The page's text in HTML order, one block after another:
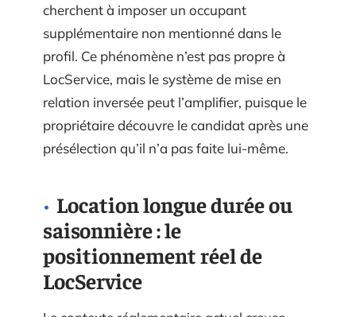
cherchent à imposer un occupant
supplémentaire non mentionné dans le
profil. Ce phénomène n’est pas propre à
LocService, mais le système de mise en
relation inversée peut l’amplifier, puisque le
propriétaire découvre le candidat après une
présélection qu’il n’a pas faite lui-même.
Location longue durée ou
saisonnière : le
positionnement réel de
LocService